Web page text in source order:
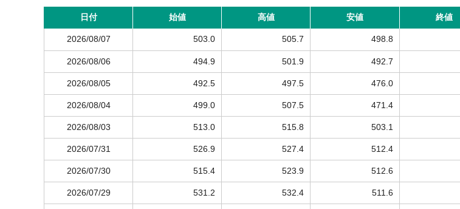
日付 始値 高値 安値 終値
2026/08/07 503.0 505.7 498.8
2026/08/06 494.9 501.9 492.7
2026/08/05 492.5 497.5 476.0
2026/08/04 499.0 507.5 471.4
2026/08/03 513.0 515.8 503.1
2026/07/31 526.9 527.4 512.4
2026/07/30 515.4 523.9 512.6
2026/07/29 531.2 532.4 511.6